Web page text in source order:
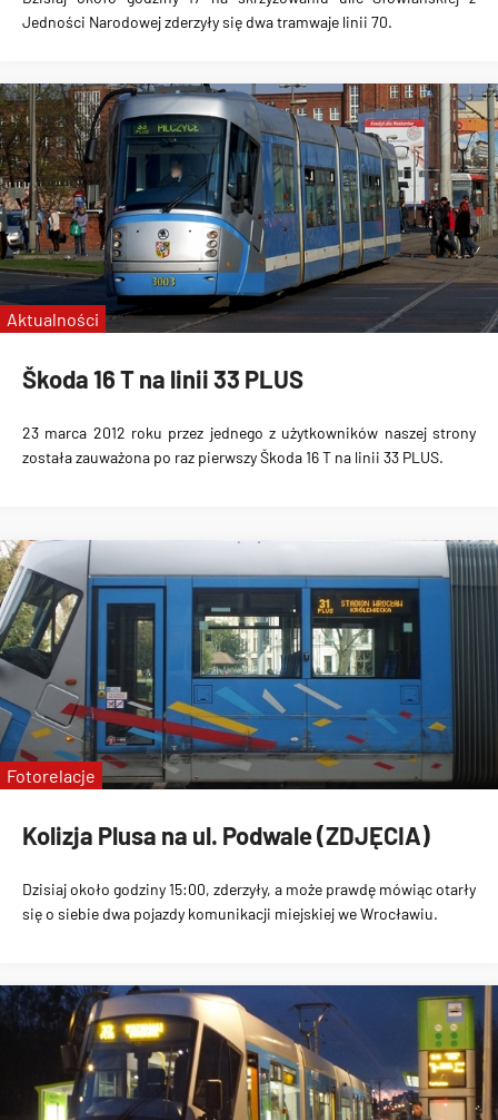
Jedności Narodowej zderzyły się dwa tramwaje linii 70.
Škoda 16 T na linii 33 PLUS
23 marca 2012 roku przez jednego z użytkowników naszej strony
została zauważona po raz pierwszyŠkoda 16 T na linii 33 PLUS.
Aktualności
Kolizja Plusa na ul. Podwale (ZDJĘCIA)
Dzisiajokoło godziny 15:00, zderzyły, a może prawdę mówiąc otarły
się o siebie dwa pojazdy komunikacji miejskiej we Wrocławiu.
Fotorelacje